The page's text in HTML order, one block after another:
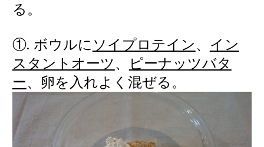
る。
①. ボウルに ソイプロテイン、 イン
スタントオーツ、
ピーナッツバタ
ー、卵を入れよく混ぜる。